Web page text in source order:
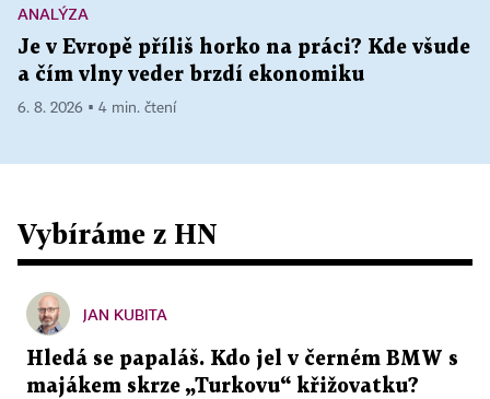
ANALÝZA
Je v Evropě příliš horko na práci? Kde všude
a čím vlny veder brzdí ekonomiku
6. 8. 2026 ▪ 4 min. čtení
Vybíráme z HN
JAN KUBITA
Hledá se papaláš. Kdo jel v černém BMW s
majákem skrze „Turkovu“ křižovatku?